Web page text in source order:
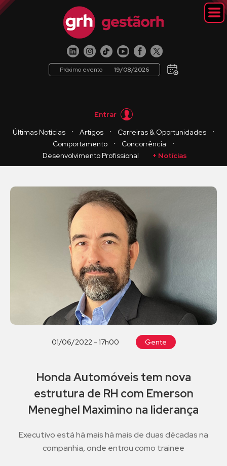
Próximo evento 19/08/2026
Entrar
Últimas Notícias
・ Artigos ・ Carreiras & Oportunidades
・
Comportamento
・ Concorrência
・
Desenvolvimento Profissional
+ Notícias
01/06/2022 - 17h00 Gente
Honda Automóveis tem nova
estrutura de RH com Emerson
Meneghel Maximino na liderança
Executivo está há mais há mais de duas décadas na
companhia, onde entrou como trainee